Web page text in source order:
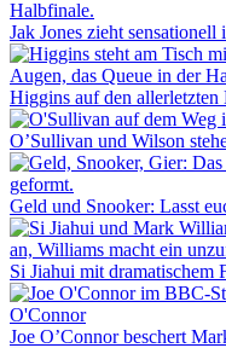
Jak Jones zieht
Higgins auf den
O’Sullivan und Wilson
Geld und Snooker: Lasst
Si Jiahui mit dramatischem
Joe O’Connor beschert